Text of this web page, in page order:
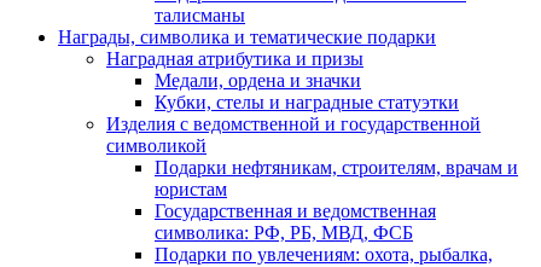
талисманы
Награды, символика и тематические подарки
Наградная атрибутика и призы
Медали, ордена и значки
Кубки, стелы и наградные статуэтки
Изделия с ведомственной и государственной
символикой
Подарки нефтяникам, строителям, врачам и
юристам
Государственная и ведомственная
символика: РФ, РБ, МВД, ФСБ
Подарки по увлечениям: охота, рыбалка,